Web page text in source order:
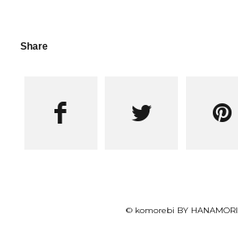
Share
  
© komorebi BY HANAMORI